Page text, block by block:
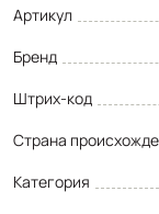
Артикул
Бренд
Штрих-код
Страна
Категория